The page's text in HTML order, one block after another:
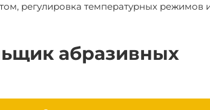
регулировка температурных режимов
абразивных